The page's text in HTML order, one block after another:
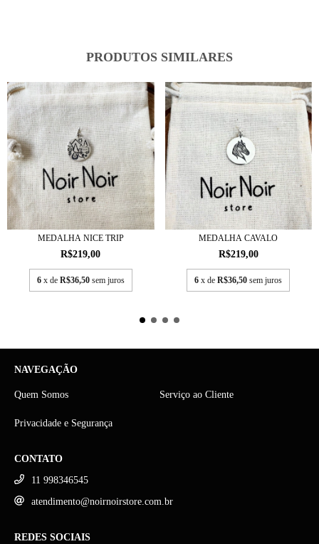
PRODUTOS SIMILARES
MEDALHA NICE TRIP
R$219,00
6 x de R$36,50 sem juros
MEDALHA CAVALO
R$219,00
6 x deR$36,50 sem juros
NAVEGAÇÃO
Quem Somos Serviço ao Cliente
Privacidade e Segurança
CONTATO
11 998346545
atendimento@noirnoirstore.com.br
REDES SOCIAIS